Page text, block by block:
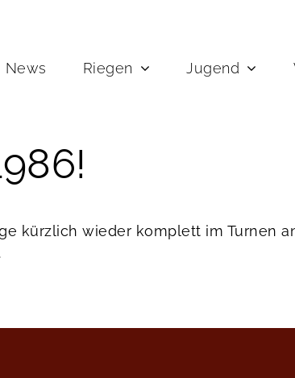
News
Riegen Jugend
kürzlich wieder komplett im Turnen